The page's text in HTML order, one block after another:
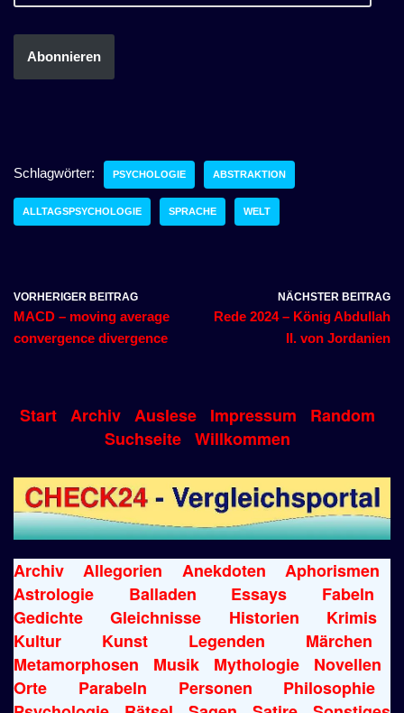
Abonnieren
Schlagwörter: PSYCHOLOGIE ABSTRAKTION
ALLTAGSPSYCHOLOGIE SPRACHE WELT
VORHERIGER BEITRAG
MACD – moving average
convergence divergence
NÄCHSTER BEITRAG
Rede 2024 – König Abdullah
II. von Jordanien
Start Archiv Auslese Impressum
Random
Suchseite Willkommen
Archiv Allegorien Anekdoten
Aphorismen
Astrologie
Balladen Essays
Fabeln
Gedichte
Gleichnisse Historien
Krimis
Kultur
Kunst Legenden
Märchen
Metamorphosen
Musik Mythologie
Novellen
Orte
Parabeln Personen
Philosophie